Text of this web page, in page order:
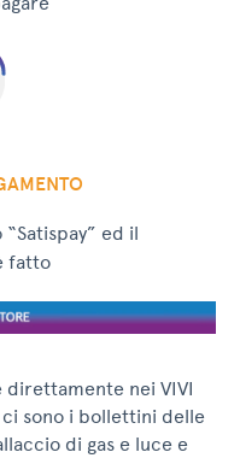
ed il
fatto
direttamente nei VIVI
ci sono i bollettini delle
di gas e luce e